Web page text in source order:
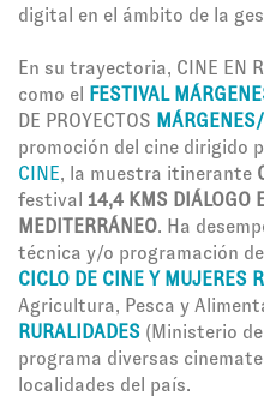
digital en el ámbito de la
En su trayectoria, CINE EN
como el
FESTIVAL
DE PROYECTOS
promoción del cine dirigido
CINE, la muestra itinerante
festival 14,4 KMS DIÁLOGO
MEDITERRÁNEO. Ha
técnica y/o programación
CICLO DE CINE Y MUJERES
Agricultura, Pesca y
RURALIDADES (Ministerio
programa diversas
localidades del país.